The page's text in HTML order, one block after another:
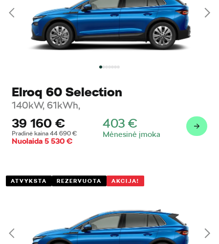
Elroq 60 Selection
140kW, 61kWh,
39 160 €
Pradinė kaina 44 690 €
Nuolaida 5 530 €
403 €
Mėnesinė įmoka
ATVYKSTA REZERVUOTA AKCIJA!